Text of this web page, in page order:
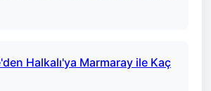
Halkalı'ya Marmaray ile Kaç